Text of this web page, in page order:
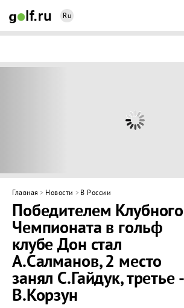
Ru
ГОЛЬФ-
ИНТЕРАКТИВ
НЕДВИЖИМОСТЬ
Главная > Новости > В России
Победителем Клубного
Чемпионата в гольф
клубе Дон стал
А.Салманов, 2 место
занял С.Гайдук, третье -
В.Корзун